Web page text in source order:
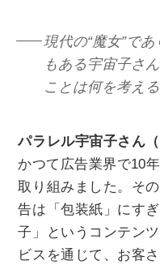
現代の“魔女”で
もある宇宙子さ
ことは何を考え
パラレル宇宙子さん
かつて広告業界で10
取り組みました。そ
告は「包装紙」にす
子」というコンテン
ビスを通じて、お客